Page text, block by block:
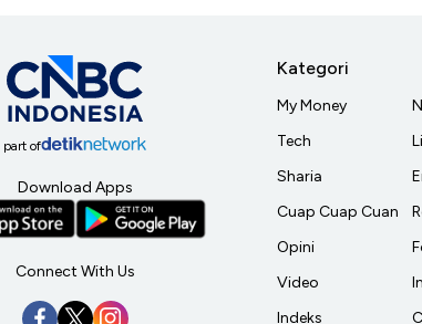
part of
Download Apps
Connect With Us
Kategori
My Money
Tech
Sharia
Cuap Cuap Cuan
Opini
Video
Indeks